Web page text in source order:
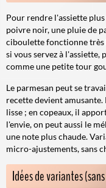
Pour rendre l'assiette
poivre noir, une pluie de
ciboulette fonctionne très
si vous servez à l'assiette,
comme une petitetour
Le parmesan peut se
recette devient
lisse ; en copeaux, il
l'envie, on peut aussi le
une note plus chaude.
micro-ajustements, sans
Idées de variantes